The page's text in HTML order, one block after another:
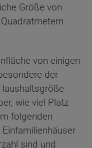
Größe von
von einigen
der
wie viel Platz
folgenden
sind und